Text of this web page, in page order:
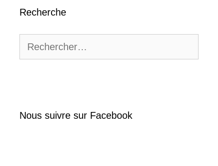
Recherche
Nous suivre sur Facebook